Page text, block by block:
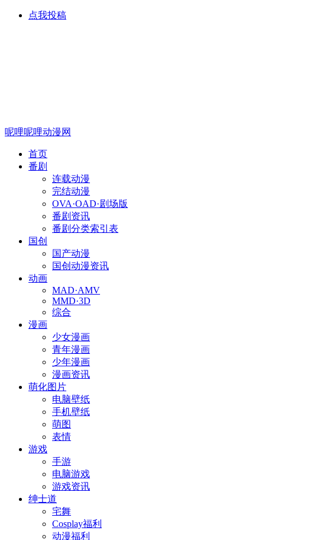
点我投稿
呢哩呢哩动漫网
首页
番剧
连载动漫
完结动漫
OVA·OAD·剧场版
番剧资讯
番剧分类索引表
国创
国产动漫
国创动漫资讯
动画
MAD·AMV
MMD·3D
综合
漫画
少女漫画
青年漫画
少年漫画
漫画资讯
萌化图片
电脑壁纸
手机壁纸
萌图
表情
游戏
手游
电脑游戏
游戏资讯
绅士道
宅舞
Cosplay福利
动漫福利